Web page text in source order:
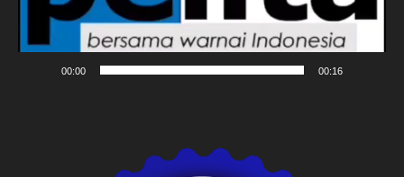
00:00 00:16